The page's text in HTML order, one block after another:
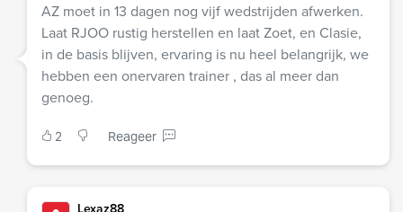
AZ moet in 13 dagen nog vijf wedstrijden afwerken.
Laat RJOO rustig herstellen en laat Zoet, en Clasie,
in de basis blijven, ervaring is nu heel belangrijk, we
hebben een onervaren trainer , das al meer dan
genoeg.
2 Reageer